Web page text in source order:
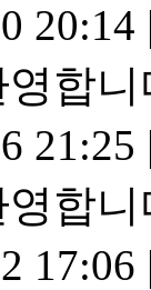
20:14
영합
21:25
영합
17:06